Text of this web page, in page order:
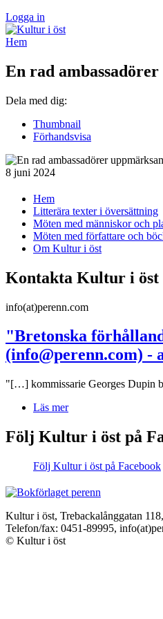
Logga in
Hem
En rad
Dela med dig:
Thumbnail
Förhandsvisa
8 juni 2024
Hem
Litterära texter i översättning
Möten med människor och
Möten med författare och
Om Kultur i öst
Kontakta Kultur i öst
info(at)perenn.com
"Bretonska
(info@perenn.com) -
"[…] kommissarie Georges Dupin
Läs mer
Följ Kultur i öst på
Följ Kultur i öst på Facebook
Kultur i öst, Trebackalånggatan
Telefon/fax: 0451-89995,
© Kultur i öst